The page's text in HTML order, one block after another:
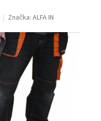
Značka: ALFA IN